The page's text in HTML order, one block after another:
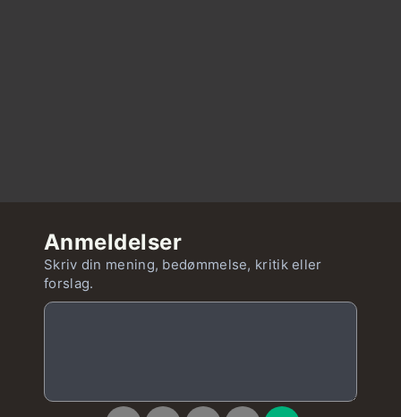
Anmeldelser
Skriv din mening, bedømmelse, kritik eller
forslag.